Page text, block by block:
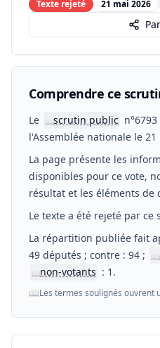
Texte rejeté 21 mai 2026
Comprendre ce
Le 📖scrutin public
l'Assemblée nationale le 21
La page présente les
disponibles pour ce vote,
résultat et les éléments de
Le texte a été rejeté par ce
La répartition publiée fait
49 députés ; contre : 94 ;
📖
📖non-votants : 1.
📖Les termes soulignés ouvrent